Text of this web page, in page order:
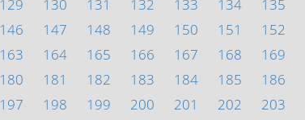
129 130 131 132 133 134 135
146 147 148 149 150 151 152
163 164 165 166 167 168 169
180 181 182 183 184 185 186
197 198 199 200 201 202 203